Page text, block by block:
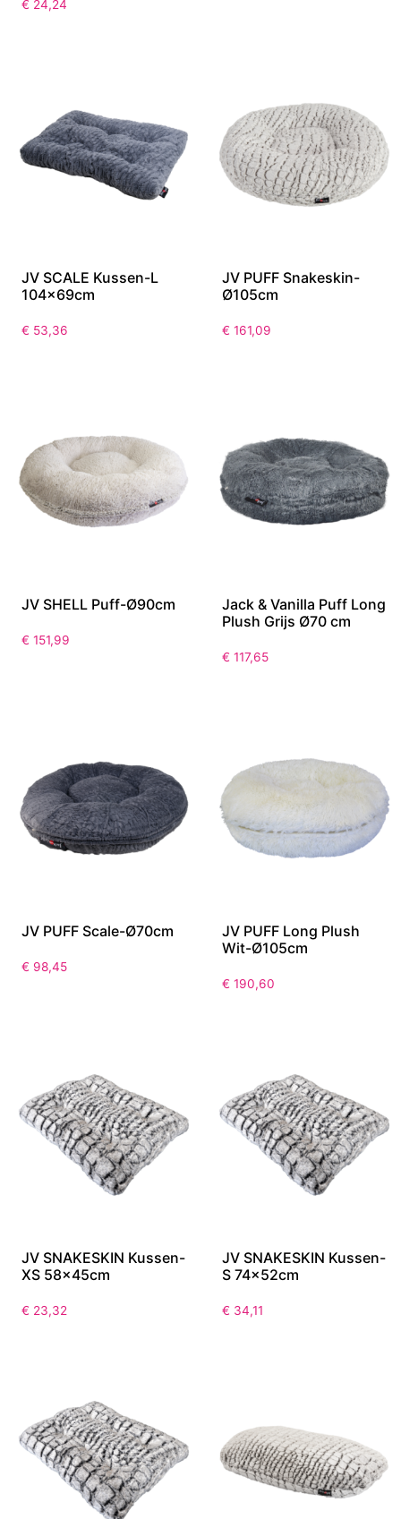
€ 24,24
JV SCALE Kussen-L
104x69cm
€ 53,36
JV PUFF Snakeskin-
Ø105cm
€ 161,09
JV SHELL Puff-Ø90cm
€ 151,99
Jack & Vanilla Puff Long
Plush Grijs Ø70 cm
€ 117,65
JV PUFF Scale-Ø70cm
€ 98,45
JV PUFF Long Plush
Wit-Ø105cm
€ 190,60
JV SNAKESKIN Kussen-
XS 58x45cm
€ 23,32
JV SNAKESKIN Kussen-
S 74x52cm
€ 34,11